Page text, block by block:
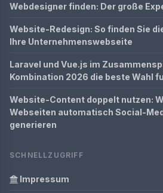
Webdesigner finden: Der große
Website-Redesign: So finden Sie
Ihre Unternehmenswebseite
Laravel und Vue.js im
Kombination 2026 die beste Wahl
Website-Content doppelt nutzen:
Webseiten automatisch Social-
generieren
SCHNELLZUGRIFF
Impressum